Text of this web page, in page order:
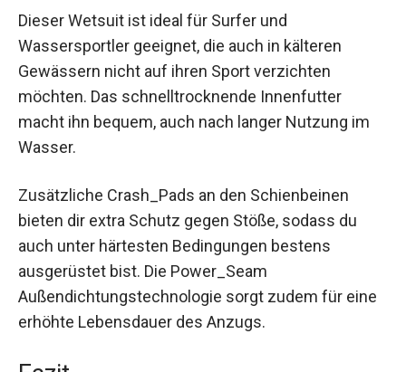
Dieser Wetsuit ist ideal für Surfer und
Wassersportler geeignet, die auch in kälteren
Gewässern nicht auf ihren Sport verzichten
möchten. Das schnelltrocknende Innenfutter
macht ihn bequem, auch nach langer Nutzung im
Zusätzliche Crash_Pads an den Schienbeinen
bieten dir extra Schutz gegen Stöße, sodass du
auch unter härtesten Bedingungen bestens
ausgerüstet bist. Die Power_Seam
Außendichtungstechnologie sorgt zudem für
eine erhöhte Lebensdauer des Anzugs.